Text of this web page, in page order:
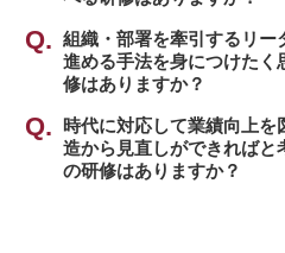
大、変革、組織設計、リス
②変革リーダーシップ
③組織設計
④経営戦略、事業計画
⑤コーポレートガバナンス
善の判断・最良の執行を行
というコンセプトで、幅広
ております。
「役員研修～企業経営と役
おすすめします。
役員は経営代行者として、
て考え、最善の判断・最
なりません。
本研修では、役員の仕事を
し、収益確保のための企
組織・部署を牽引するリー
進める手法を身につけたく
修はありますか？
「変革リーダー研修～人
で変革を実現する」をおす
事業環境が想像以上のスピ
「組織を導く変革型リー
時代に対応して業績向上を
造から見直しができればと
の研修はありますか？
業績向上のための組織